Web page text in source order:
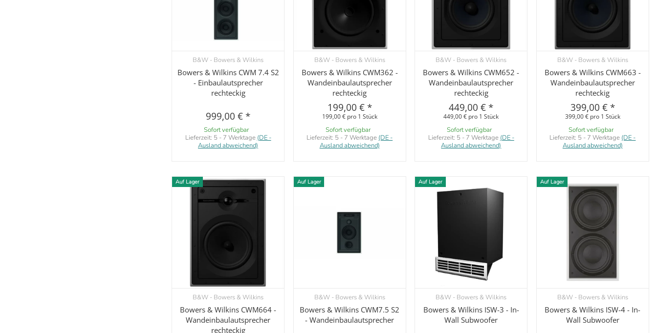
Vorschau
B&W - Bowers & Wilkins
Bowers & Wilkins CWM 7.4 S2
- Einbaulautsprecher
rechteckig
999,00 € *
Sofort verfügbar
Lieferzeit: 5 - 7 Werktage (DE -
Ausland abweichend)
Vorschau
B&W - Bowers & Wilkins
Bowers & Wilkins CWM362 -
Wandeinbaulautsprecher
rechteckig
199,00 € *
199,00 € pro 1 Stück
Sofort verfügbar
Lieferzeit: 5 - 7 Werktage (DE -
Ausland abweichend)
Vorschau
B&W - Bowers & Wilkins
Bowers & Wilkins CWM652 -
Wandeinbaulautsprecher
rechteckig
449,00 € *
449,00 € pro 1 Stück
Sofort verfügbar
Lieferzeit: 5 - 7 Werktage (DE -
Ausland abweichend)
Vorschau
B&W - Bowers & Wilkins
Bowers & Wilkins CWM663 -
Wandeinbaulautsprecher
rechteckig
399,00 € *
399,00 € pro 1 Stück
Sofort verfügbar
Lieferzeit: 5 - 7 Werktage (DE -
Ausland abweichend)
Auf Lager
Vorschau
B&W - Bowers & Wilkins
Bowers & Wilkins CWM664 -
Wandeinbaulautsprecher
rechteckig
Auf Lager
Vorschau
B&W - Bowers & Wilkins
Bowers & Wilkins CWM7.5 S2
- Wandeinbaulautsprecher
Auf Lager
Vorschau
B&W - Bowers & Wilkins
Bowers & Wilkins ISW-3 - In-
Wall Subwoofer
Auf Lager
Vorschau
B&W - Bowers & Wilkins
Bowers & Wilkins ISW-4 - In-
Wall Subwoofer